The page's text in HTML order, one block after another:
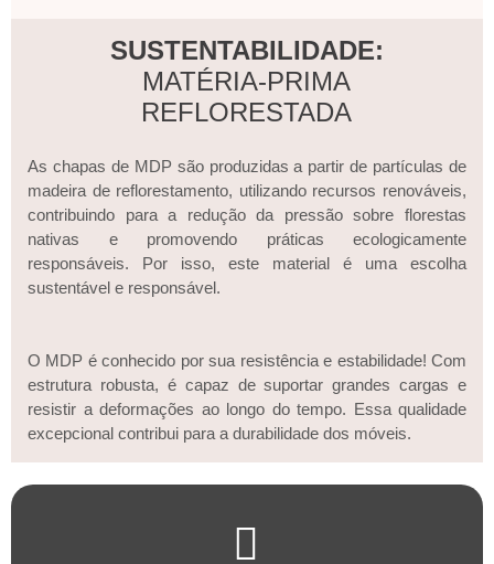
SUSTENTABILIDADE:
MATÉRIA-PRIMA
REFLORESTADA
As chapas de MDP são produzidas a partir de partículas de
madeira de reflorestamento, utilizando recursos renováveis,
contribuindo para a redução da pressão sobre florestas
nativas e promovendo práticas ecologicamente
responsáveis. Por isso, este material é uma escolha
sustentável e responsável.
O MDP é conhecido por sua resistência e estabilidade! Com
estrutura robusta, é capaz de suportar grandes cargas e
resistir a deformações ao longo do tempo. Essa qualidade
excepcional contribui para a durabilidade dos móveis.